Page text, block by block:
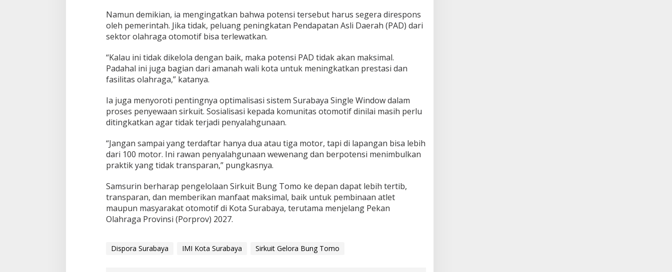
Namun demikian, ia mengingatkan bahwa potensi tersebut harus segera direspons
oleh pemerintah. Jika tidak, peluang peningkatan Pendapatan Asli Daerah (PAD) dari
sektor olahraga otomotif bisa terlewatkan.
“Kalau ini tidak dikelola dengan baik, maka potensi PAD tidak akan maksimal.
Padahal ini juga bagian dari amanah wali kota untuk meningkatkan prestasi dan
fasilitas olahraga,” katanya.
Ia juga menyoroti pentingnya optimalisasi sistem Surabaya Single Window dalam
proses penyewaan sirkuit. Sosialisasi kepada komunitas otomotif dinilai masih perlu
ditingkatkan agar tidak terjadi penyalahgunaan.
“Jangan sampai yang terdaftar hanya dua atau tiga motor, tapi di lapangan bisa lebih
dari 100 motor. Ini rawan penyalahgunaan wewenang dan berpotensi menimbulkan
praktik yang tidak transparan,” pungkasnya.
Samsurin berharap pengelolaan Sirkuit Bung Tomo ke depan dapat lebih tertib,
transparan, dan memberikan manfaat maksimal, baik untuk pembinaan atlet
maupun masyarakat otomotif di Kota Surabaya, terutama menjelang Pekan
Olahraga Provinsi (Porprov) 2027.
Dispora Surabaya IMI Kota Surabaya Sirkuit Gelora Bung Tomo